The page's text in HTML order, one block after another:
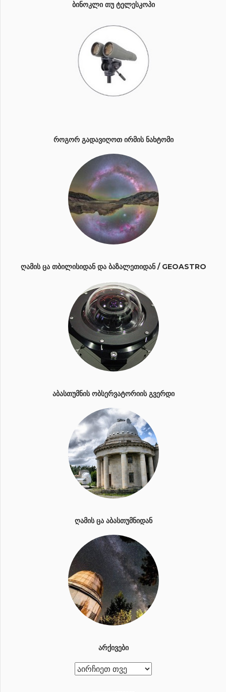
ᲑᲘᲜᲝᲙᲚᲘ ᲗᲣ ᲢᲔᲚᲔᲡᲙᲝᲞᲘ
ᲠᲝᲒᲝᲠ ᲒᲐᲓᲐᲕᲘᲦᲝᲗ ᲘᲠᲛᲘᲡ ᲜᲐᲮᲢᲝᲛᲘ
ᲦᲐᲛᲘᲡ ᲪᲐ ᲗᲑᲘᲚᲘᲡᲘᲓᲐᲜ ᲓᲐ ᲑᲐᲖᲐᲚᲔᲗᲘᲓᲐᲜ / GEOASTRO
ᲐᲑᲐᲡᲗᲣᲛᲜᲘᲡ ᲝᲑᲡᲔᲠᲕᲐᲢᲝᲠᲘᲘᲡ ᲒᲕᲔᲠᲓᲘ
ᲦᲐᲛᲘᲡ ᲪᲐ ᲐᲑᲐᲡᲗᲣᲛᲜᲘᲓᲐᲜ
ᲐᲠᲥᲘᲕᲔᲑᲘ
ა